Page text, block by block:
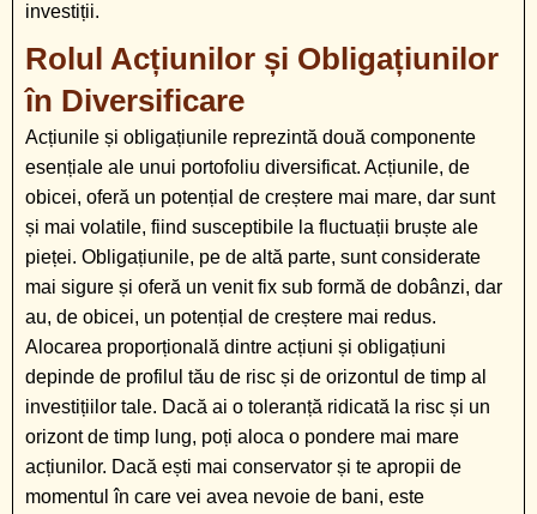
investiții.
Rolul Acțiunilor și Obligațiunilor
în Diversificare
Acțiunile și obligațiunile reprezintă două componente
esențiale ale unui portofoliu diversificat. Acțiunile, de
obicei, oferă un potențial de creștere mai mare, dar sunt
și mai volatile, fiind susceptibile la fluctuații bruște ale
pieței. Obligațiunile, pe de altă parte, sunt considerate
mai sigure și oferă un venit fix sub formă de dobânzi, dar
au, de obicei, un potențial de creștere mai redus.
Alocarea proporțională dintre acțiuni și obligațiuni
depinde de profilul tău de risc și de orizontul de timp al
investițiilor tale. Dacă ai o toleranță ridicată la risc și un
orizont de timp lung, poți aloca o pondere mai mare
acțiunilor. Dacă ești mai conservator și te apropii de
momentul în care vei avea nevoie de bani, este